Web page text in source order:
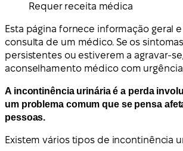
Requer receita médica
Esta página fornece informação geral
consulta de um médico. Se os
persistentes ou estiverem a agravar-
aconselhamento médico com
A incontinência urinária é a perda
um problema comum que se pensa
pessoas.
Existem vários tipos de incontinência